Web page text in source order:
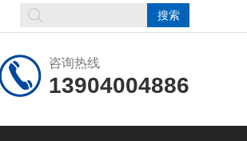
咨询热线
13904004886